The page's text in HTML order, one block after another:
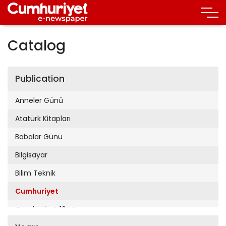
Catalog
Publication
Anneler Günü
Atatürk Kitapları
Babalar Günü
Bilgisayar
Bilim Teknik
Cumhuriyet
Cumhuriyet 19 Mayıs